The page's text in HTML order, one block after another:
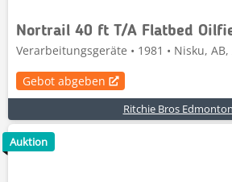
Nortrail 40 ft T/A Flatbed
Verarbeitungsgeräte • 1981 • Nisku,
Gebot abgeben
Ritchie Bros Edmonton
Auktion